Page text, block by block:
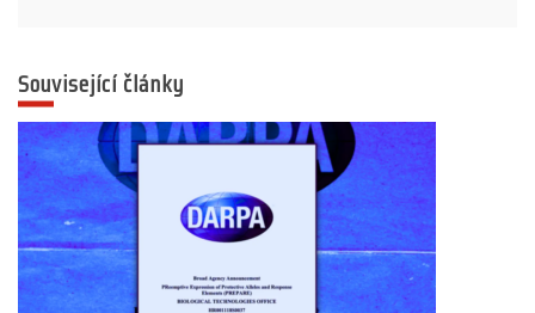
Související články